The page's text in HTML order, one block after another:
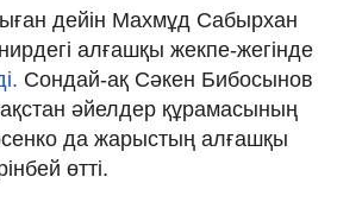
дейін Махмұд Сабырхан
алғашқы жекпе-жегінде
Сондай-ақ Сәкен Бибосынов
әйелдер құрамасының
да жарыстың алғашқы
өтті.